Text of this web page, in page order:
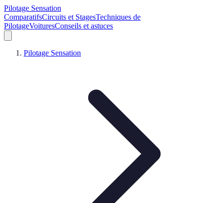
Pilotage Sensation
ComparatifsCircuits et StagesTechniques de
PilotageVoituresConseils et astuces
Pilotage Sensation